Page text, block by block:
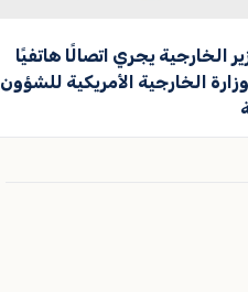
الخارجية يجري اتصالًا هاتفيًا
الخارجية الأمريكية للشؤون